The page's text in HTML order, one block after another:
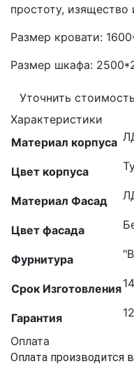
простоту, изящество
Размер кровати:
Размер шкафа:
Уточнить стоимость
Характеристики
Материал корпуса
Цвет корпуса
Материал Фасад
Цвет фасада
Фурнитура
Срок Изготовления
Гарантия
Оплата
Оплата производится